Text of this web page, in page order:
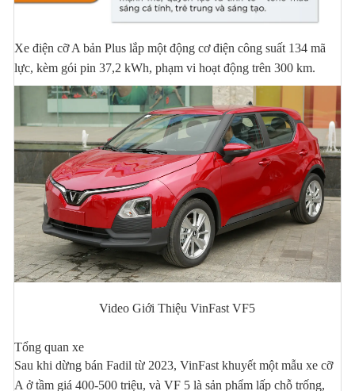
Xe điện cỡ A bản Plus lắp một động cơ điện công suất 134 mã
lực, kèm gói pin 37,2 kWh, phạm vi hoạt động trên 300 km.
Video Giới Thiệu VinFast VF5
Tổng quan xe
Sau khi dừng bán Fadil từ 2023, VinFast khuyết một mẫu xe cỡ
A ở tầm giá 400-500 triệu, và VF 5 là sản phẩm lấp chỗ trống,